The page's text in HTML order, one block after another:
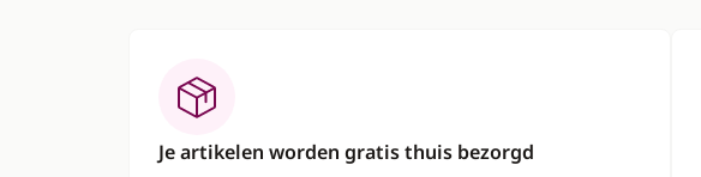
Je artikelen worden gratis thuis bezorgd